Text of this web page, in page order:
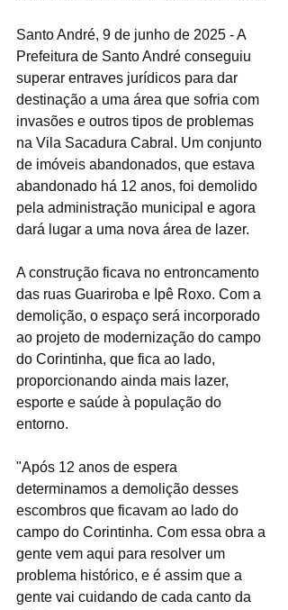
Santo André, 9 de junho de 2025 - A
Prefeitura de Santo André conseguiu
superar entraves jurídicos para dar
destinação a uma área que sofria com
invasões e outros tipos de problemas
na Vila Sacadura Cabral. Um conjunto
de imóveis abandonados, que estava
abandonado há 12 anos, foi demolido
pela administração municipal e agora
dará lugar a uma nova área de lazer.
A construção ficava no entroncamento
das ruas Guariroba e Ipê Roxo. Com a
demolição, o espaço será incorporado
ao projeto de modernização do campo
do Corintinha, que fica ao lado,
proporcionando ainda mais lazer,
esporte e saúde à população do
entorno.
"Após 12 anos de espera
determinamos a demolição desses
escombros que ficavam ao lado do
campo do Corintinha. Com essa obra a
gente vem aqui para resolver um
problema histórico, e é assim que a
gente vai cuidando de cada canto da